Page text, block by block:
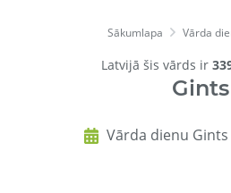
Sākumlapa Vārda
Latvijā šis vārds ir
Gints
Vārda dienu Gints